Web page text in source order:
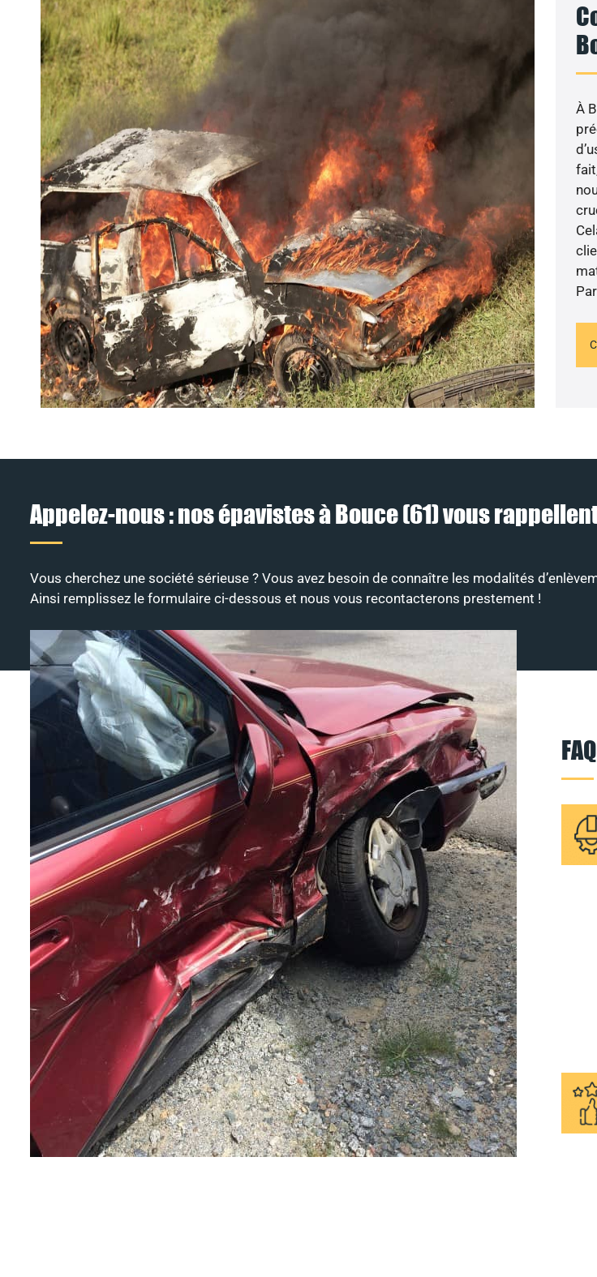
À
Appelez-nous : nos épavistes à Bouce (61) vous
Vous cherchez une société sérieuse ? Vous avez besoin de connaître les modalités
Ainsi remplissez le formulaire ci-dessous et nous vous recontacterons prestement !